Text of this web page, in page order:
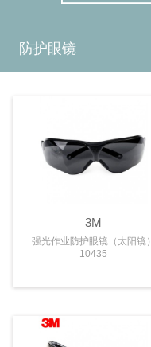
防护眼镜
3M
强光作业防护眼镜（太阳镜）
10435